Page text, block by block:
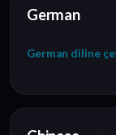
German
German diline